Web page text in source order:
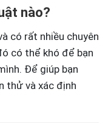
nào?
có rất nhiều chuyên
có thể khó để bạn
Để giúp bạn
thử và xác định